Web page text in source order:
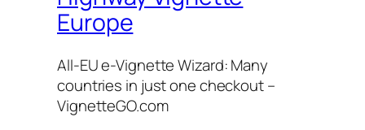
Europe
All-EU e-Vignette Wizard: Many
countries in just one checkout –
VignetteGO.com